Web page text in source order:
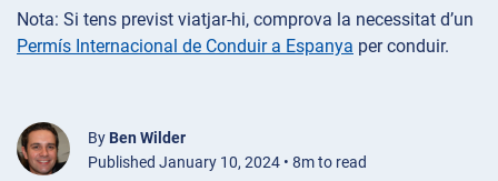
Nota: Si tens previst viatjar-hi, comprova la necessitat d’un
Permís Internacional de Conduir a Espanya per conduir.
By Ben Wilder
Published January 10, 2024 • 8m to read